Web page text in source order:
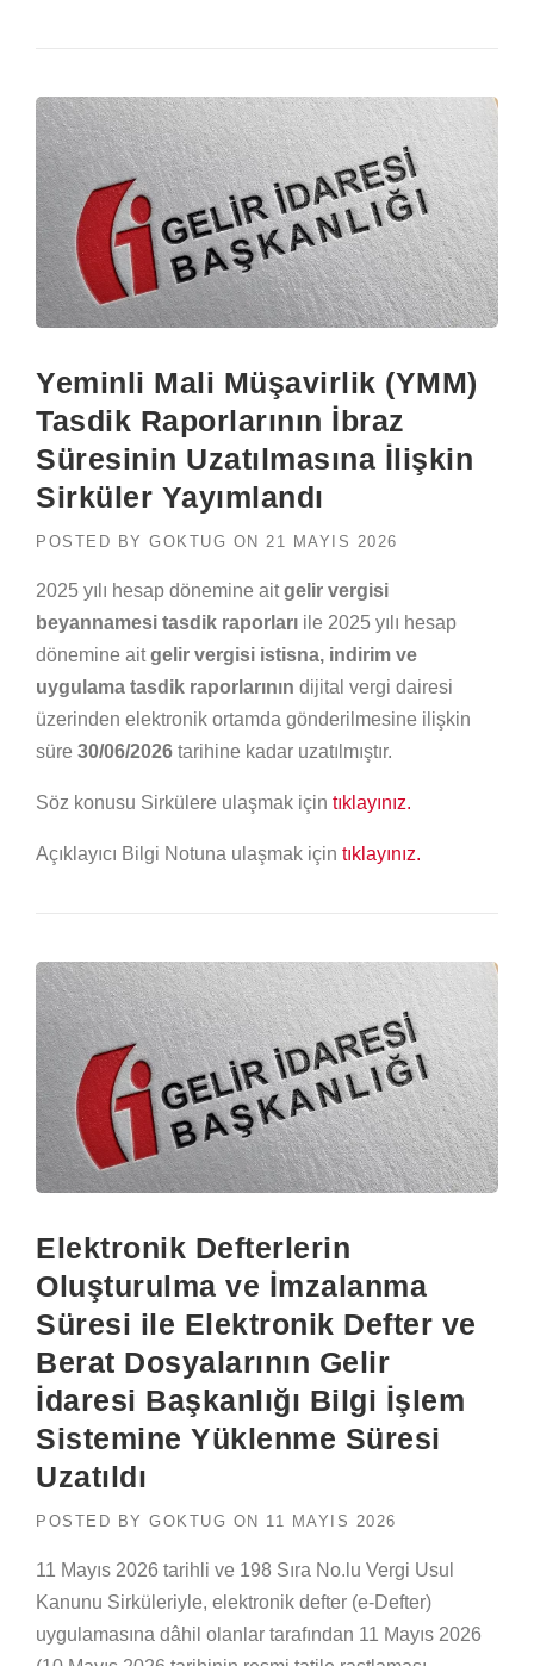
Yeminli Mali Müşavirlik (YMM)
Tasdik Raporlarının İbraz
Süresinin Uzatılmasına İlişkin
Sirküler Yayımlandı
POSTED BY GOKTUG ON 21 MAYIS 2026
2025 yılı hesap dönemine aitgelir vergisi
beyannamesi tasdik raporları ile 2025 yılı hesap
dönemine aitgelir vergisi istisna, indirim ve
uygulama tasdik raporlarının dijital vergi dairesi
üzerinden elektronik ortamda gönderilmesine ilişkin
süre 30/06/2026 tarihine kadar uzatılmıştır.
Söz konusu Sirkülere ulaşmak için tıklayınız.
Açıklayıcı Bilgi Notuna ulaşmak için tıklayınız.
Elektronik Defterlerin
Oluşturulma ve İmzalanma
Süresi ile Elektronik Defter ve
Berat Dosyalarının Gelir
İdaresi Başkanlığı Bilgi İşlem
Sistemine Yüklenme Süresi
Uzatıldı
POSTED BY GOKTUG ON 11 MAYIS 2026
11 Mayıs 2026 tarihli ve 198 Sıra No.lu Vergi Usul
Kanunu Sirküleriyle, elektronik defter (e-Defter)
uygulamasına dâhil olanlar tarafından 11 Mayıs 2026